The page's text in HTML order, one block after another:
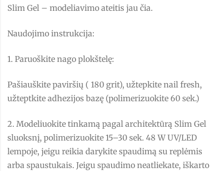
Slim Gel – modeliavimo ateitis jau čia.
Naudojimo instrukcija:
1. Paruoškite nago plokštelę:
Pašiauškite paviršių ( 180 grit), užtepkite nail fresh,
užteptkite adhezijos bazę (polimerizuokite 60 sek.)
2. Modeliuokite tinkamą pagal architektūrą Slim Gel
sluoksnį, polimerizuokite 15–30 sek. 48 W UV/LED
lempoje, jeigu reikia darykite spaudimą su replėmis
arba spaustukais. Jeigu spaudimo neatliekate, iškarto